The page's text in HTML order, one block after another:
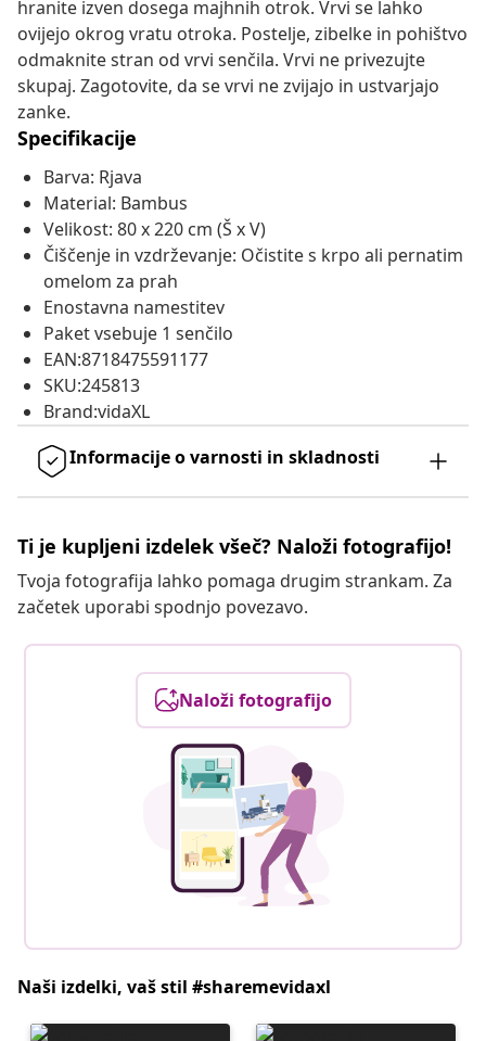
hranite izven dosega majhnih otrok. Vrvi se lahko
ovijejo okrog vratu otroka. Postelje, zibelke in pohištvo
odmaknite stran od vrvi senčila. Vrvi ne privezujte
skupaj. Zagotovite, da se vrvi ne zvijajo in ustvarjajo
zanke.
Specifikacije
Barva: Rjava
Material: Bambus
Velikost: 80 x 220 cm (Š x V)
Čiščenje in vzdrževanje: Očistite s krpo ali pernatim
omelom za prah
Enostavna namestitev
Paket vsebuje 1 senčilo
EAN:8718475591177
SKU:245813
Brand:vidaXL
Informacije o varnosti in skladnosti
Ti je kupljeni izdelek všeč? Naloži fotografijo!
Tvoja fotografija lahko pomaga drugim strankam. Za
začetek uporabi spodnjo povezavo.
Naloži fotografijo
Naši izdelki, vaš stil #sharemevidaxl